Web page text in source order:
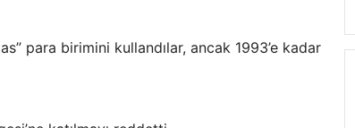
para birimini kullandılar, ancak 1993’e kadar